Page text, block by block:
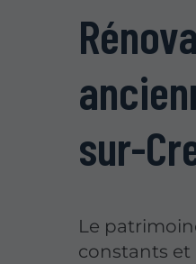
sur-
Le
constants et